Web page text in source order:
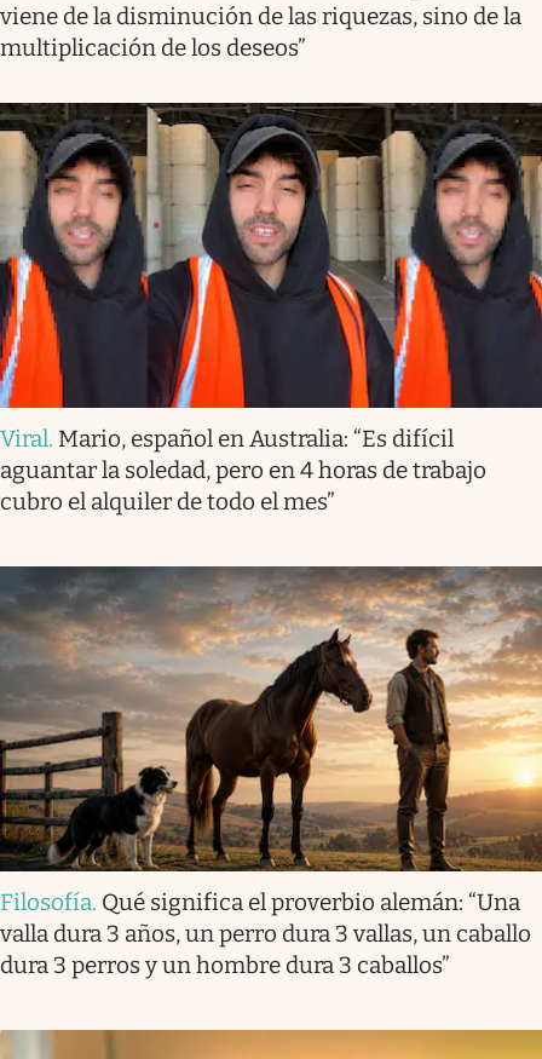
viene de la disminución de las riquezas, sino de la
multiplicación de los deseos”
Viral. Mario, español en Australia: “Es difícil
aguantar la soledad, pero en 4 horas de trabajo
cubro el alquiler de todo el mes”
Filosofía. Qué significa el proverbio alemán: “Una
valla dura 3 años, un perro dura 3 vallas, un caballo
dura 3 perros y un hombre dura 3 caballos”